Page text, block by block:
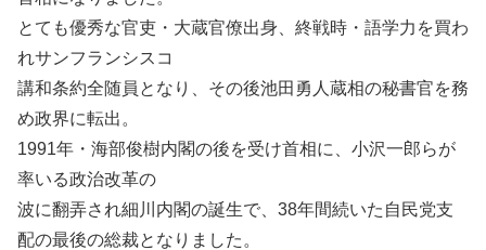
とても優秀な官吏・大蔵官僚出身、終戦時・語学力を買わ
れサンフランシスコ
講和条約全随員となり、その後池田勇人蔵相の秘書官を務
め政界に転出。
1991年・海部俊樹内閣の後を受け首相に、小沢一郎らが
率いる政治改革の
波に翻弄され細川内閣の誕生で、38年間続いた自民党支
配の最後の総裁となりました。